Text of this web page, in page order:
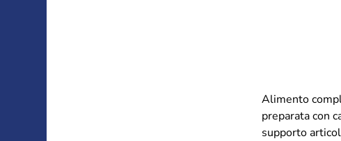
Alimento
preparata con
supporto